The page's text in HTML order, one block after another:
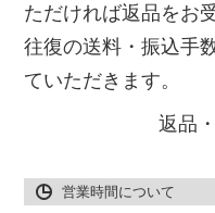
ただければ返品をお
往復の送料・振込手
ていただきます。
返品
営業時間について